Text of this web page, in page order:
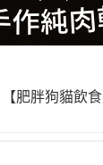
【肥胖狗貓飲